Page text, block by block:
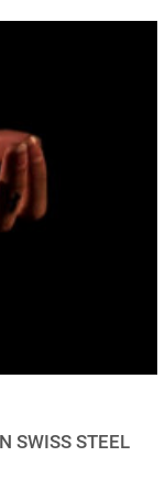
SWISS STEEL